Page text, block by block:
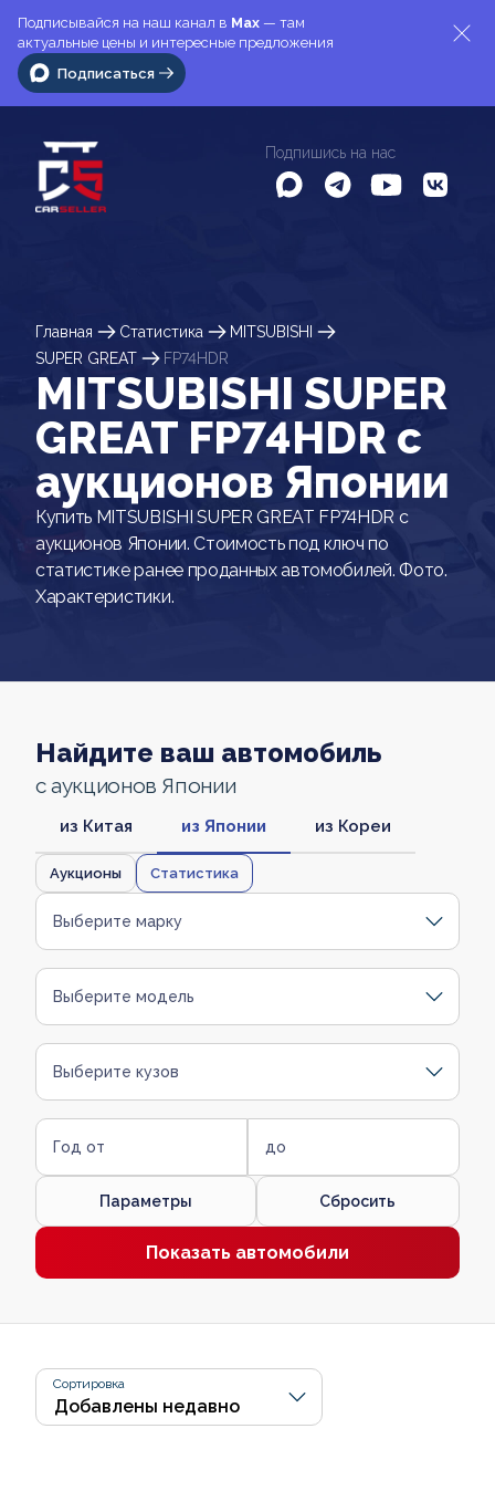
Подписывайся на наш канал в Max — там
актуальные цены и интересные предложения
Подписаться
Подпишись на нас
Главная Статистика
MITSUBISHI
SUPER GREAT
FP74HDR
MITSUBISHI SUPER
GREAT FP74HDR c
аукционов Японии
Купить MITSUBISHI SUPER GREAT FP74HDR с
аукционов Японии. Стоимость под ключ по
статистике ранее проданных автомобилей. Фото.
Характеристики.
Найдите ваш автомобиль
с аукционов Японии
из Китая из Японии из Кореи
Аукционы Статистика
Выберите марку
Выберите модель
Выберите кузов
Год от до
Параметры Сбросить
Показать автомобили
Сортировка